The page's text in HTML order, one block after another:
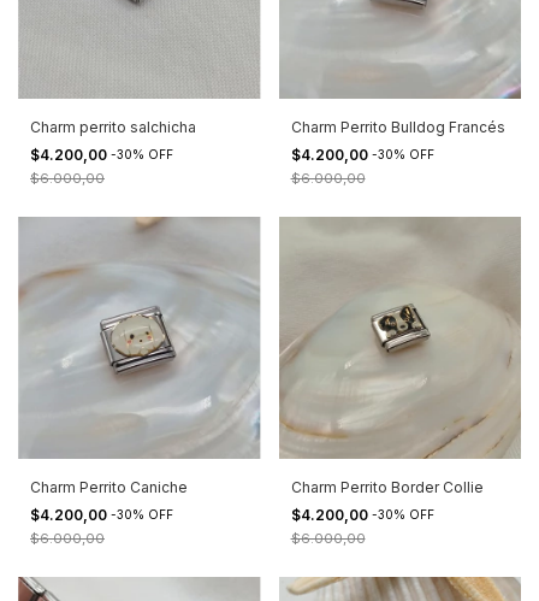
Charm perrito salchicha
$4.200,00 -30% OFF
$6.000,00
Charm Perrito Bulldog Francés
$4.200,00 -30% OFF
$6.000,00
Charm Perrito Caniche
$4.200,00 -30% OFF
$6.000,00
Charm Perrito Border Collie
$4.200,00 -30% OFF
$6.000,00